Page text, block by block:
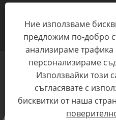
рамките на 24 часа.
ЗАПИТВАНЕ СЕГА
Links Sitemap RSS
Авторско право © 2023 Wuxi
Ние използваме
предложим по-добро
анализираме трафика
персонализираме
Използвайки този
съгласявате с
бисквитки от наша